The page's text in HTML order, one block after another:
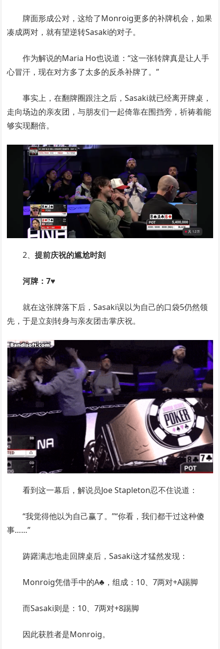
牌面形成公对，这给了Monroig更多的补牌机会，如果
凑成两对，就有望逆转Sasaki的对子。
作为解说的Maria Ho也说道：“这一张转牌真是让人手
心冒汗，现在对方多了太多的反杀补牌了。”
事实上，在翻牌圈跟注之后，Sasaki就已经离开牌桌，
走向场边的亲友团，与朋友们一起倚靠在围挡旁，祈祷着能
够实现翻倍。
2、提前庆祝的尴尬时刻
河牌：7♥
就在这张牌落下后，Sasaki误以为自己的口袋5仍然领
先，于是立刻转身与亲友团击掌庆祝。
看到这一幕后，解说员Joe Stapleton忍不住说道：
“我觉得他以为自己赢了。”“你看，我们都干过这种傻
事……”
踌躇满志地走回牌桌后，Sasaki这才猛然发现：
Monroig凭借手中的A♣，组成：10、7两对+A踢脚
而Sasaki则是：10、7两对+8踢脚
因此获胜者是Monroig。